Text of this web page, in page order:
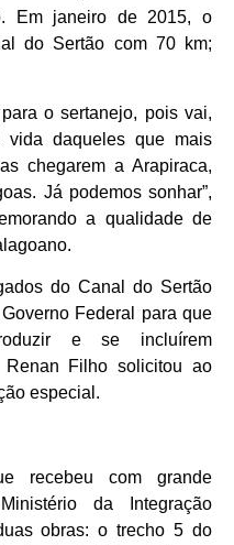
Em janeiro de 2015, o
do Sertão com 70 km;
o sertanejo, pois vai,
vida daqueles que mais
chegarem a Arapiraca,
Já podemos sonhar”,
a qualidade de
do Canal do Sertão
Federal para que
e se incluírem
Renan Filho solicitou ao
especial.
recebeu com grande
da Integração
obras: o trecho 5 do